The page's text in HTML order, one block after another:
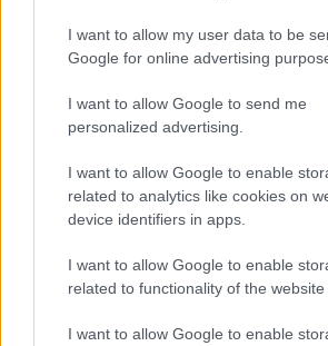
I want to allow my user data to be
Google for online advertising
I want to allow Google to send me
personalized advertising.
I want to allow Google to enable
related to analytics like cookies on
device identifiers in apps.
I want to allow Google to enable
related to functionality of the website
I want to allow Google to enable
tranquillamente divenire
stato sovranazionale, con
opera. A quel punto tutti
Per questo è necessario, se mi
che questo avvenga. Il modo per
fortunatamente già esiste ed è
quanto si creda:creare delle